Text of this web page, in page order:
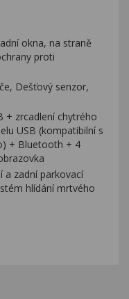
okna, na straně
proti
Dešťový senzor,
+ zrcadlení chytrého
USB (kompatibilní s
+ Bluetooth + 4
a zadní parkovací
hlídání mrtvého